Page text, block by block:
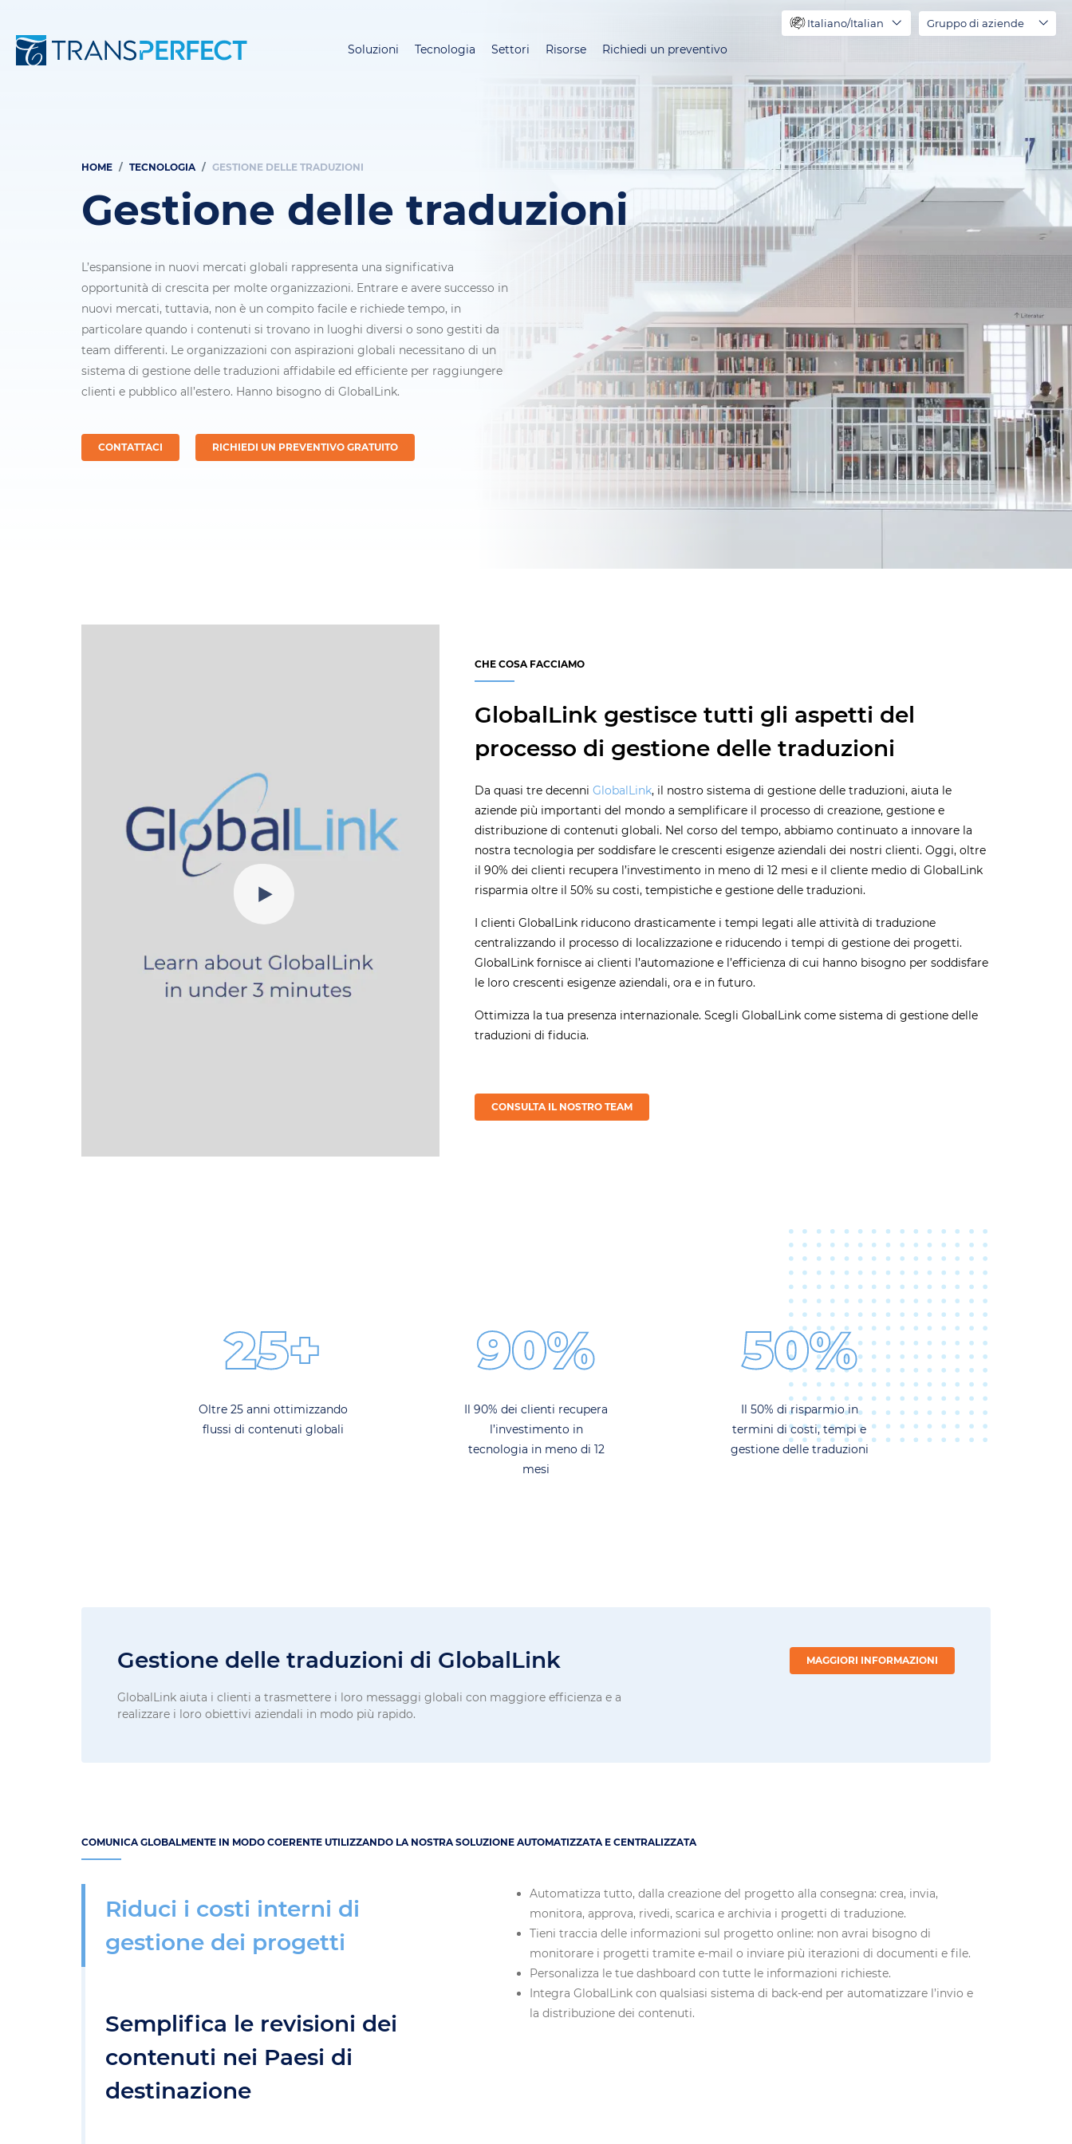
contenuto
Soluzioni Tecnologia Settori Risorse Richiedi un preventivo
Italiano/Italian Gruppo di aziende
Briciole
di
HOME TECNOLOGIA GESTIONE DELLE TRADUZIONI
Gestione delle traduzioni
L’espansione in nuovi mercati globali rappresenta una significativa
opportunità di crescita per molte organizzazioni. Entrare e avere successo in
nuovi mercati, tuttavia, non è un compito facile e richiede tempo, in
particolare quando i contenuti si trovano in luoghi diversi o sono gestiti da
team differenti. Le organizzazioni con aspirazioni globali necessitano di un
sistema di gestione delle traduzioni affidabile ed efficiente per raggiungere
clienti e pubblico all’estero. Hanno bisogno di GlobalLink.
CONTATTACI RICHIEDI UN PREVENTIVO GRATUITO
CHE COSA FACCIAMO
GlobalLink gestisce tutti gli aspetti del
processo di gestione delle traduzioni
Da quasi tre decenniGlobalLink, il nostro sistema di gestione delle traduzioni, aiuta le
aziende più importanti del mondo a semplificare il processo di creazione, gestione e
distribuzione di contenuti globali. Nel corso del tempo, abbiamo continuato a innovare la
nostra tecnologia per soddisfare le crescenti esigenze aziendali dei nostri clienti. Oggi, oltre
il 90% dei clienti recupera l’investimento in meno di 12 mesi e il cliente medio di GlobalLink
risparmia oltre il 50% su costi, tempistiche e gestione delle traduzioni.
I clienti GlobalLink riducono drasticamente i tempi legati alle attività di traduzione
centralizzando il processo di localizzazione e riducendo i tempi di gestione dei progetti.
GlobalLink fornisce ai clienti l’automazione e l’efficienza di cui hanno bisogno per soddisfare
le loro crescenti esigenze aziendali, ora e in futuro.
Ottimizza la tua presenza internazionale. Scegli GlobalLink come sistema di gestione delle
traduzioni di fiducia.
CONSULTA IL NOSTRO TEAM
25+
Oltre 25 anni ottimizzando
flussi di contenuti globali
90%
Il 90% dei clienti recupera
l’investimento in
tecnologia in meno di 12
mesi
50%
Il 50% di risparmio in
termini di costi, tempi e
gestione delle traduzioni
Gestione delle traduzioni di GlobalLink
GlobalLink aiuta i clienti a trasmettere i loro messaggi globali con maggiore efficienza e a
realizzare i loro obiettivi aziendali in modo più rapido.
MAGGIORI INFORMAZIONI
COMUNICA GLOBALMENTE IN MODO COERENTE UTILIZZANDO LA NOSTRA SOLUZIONE AUTOMATIZZATA E CENTRALIZZATA
Riduci i costi interni di
gestione dei progetti
Semplifica le revisioni dei
contenuti nei Paesi di
destinazione
Automatizza tutto, dalla creazione del progetto alla consegna: crea, invia,
monitora, approva, rivedi, scarica e archivia i progetti di traduzione.
Tieni traccia delle informazioni sul progetto online: non avrai bisogno di
monitorare i progetti tramite e-mail o inviare più iterazioni di documenti e file.
Personalizza le tue dashboard con tutte le informazioni richieste.
Integra GlobalLink con qualsiasi sistema di back-end per automatizzare l’invio e
la distribuzione dei contenuti.